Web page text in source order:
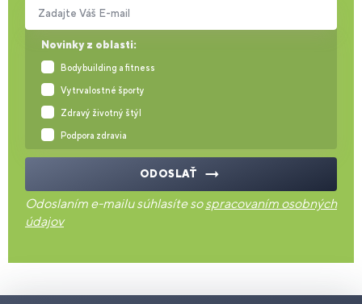
Novinky z oblasti:
Bodybuilding a fitness
Vytrvalostné športy
Zdravý životný štýl
Podpora zdravia
Zadajte Váš E-mail
ODOSLAŤ
Odoslaním e-mailu súhlasíte sospracovaním osobných
údajov